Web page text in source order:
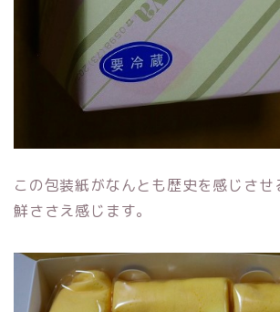
この包装紙がなんとも歴史を感じさせ
鮮ささえ感じます。